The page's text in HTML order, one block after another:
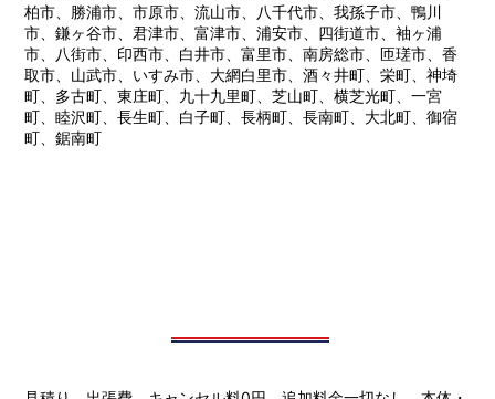
柏市、勝浦市、市原市、流山市、八千代市、我孫子市、鴨川
市、鎌ヶ谷市、君津市、富津市、浦安市、四街道市、袖ヶ浦
市、八街市、印西市、白井市、富里市、南房総市、匝瑳市、香
取市、山武市、いすみ市、大網白里市、酒々井町、栄町、神埼
町、多古町、東庄町、九十九里町、芝山町、横芝光町、一宮
町、睦沢町、長生町、白子町、長柄町、長南町、大北町、御宿
町、鋸南町